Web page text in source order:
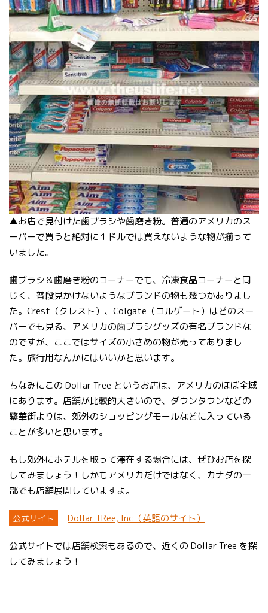
▲お店で見付けた歯ブラシや歯磨き粉。普通のアメリカのス
ーパーで買うと絶対に１ドルでは買えないような物が揃って
いました。
歯ブラシ＆歯磨き粉のコーナーでも、冷凍食品コーナーと同
じく、普段見かけないようなブランドの物も幾つかありまし
た。Crest（クレスト）、Colgate（コルゲート）はどのスー
パーでも見る、アメリカの歯ブラシグッズの有名ブランドな
のですが、ここではサイズの小さめの物が売ってありまし
た。旅行用なんかにはいいかと思います。
ちなみにこの Dollar Tree というお店は、アメリカのほぼ全域
にあります。店舗が比較的大きいので、ダウンタウンなどの
繁華街よりは、郊外のショッピングモールなどに入っている
ことが多いと思います。
もし郊外にホテルを取って滞在する場合には、ぜひお店を探
してみましょう！しかもアメリカだけではなく、カナダの一
部でも店舗展開していますよ。
公式サイト Dollar TRee, Inc（英語のサイト）
公式サイトでは店舗検索もあるので、近くの Dollar Tree を探
してみましょう！